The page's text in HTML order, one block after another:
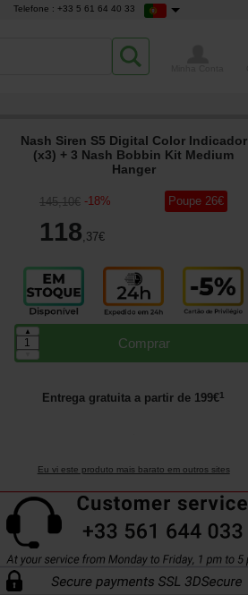
Telefone : +33 5 61 64 40 33
Nash Siren S5 Digital Color Indicador
(x3) + 3 Nash Bobbin Kit Medium
Hanger
145,10€ -18%
118,37€
Poupe 26€
Comprar
▲
Entrega gratuita a partir de 199€1
Eu vi este produto mais barato em outros sites